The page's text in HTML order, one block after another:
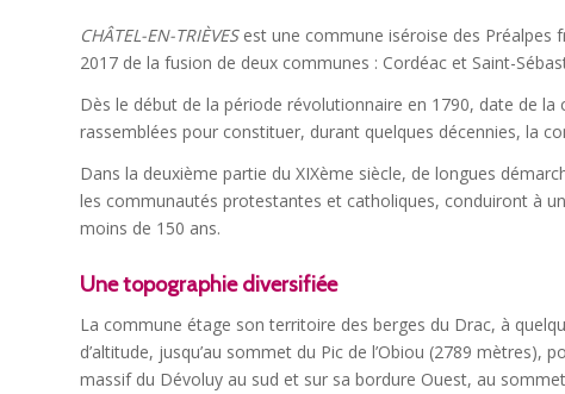
CHÂTEL-EN-TRIÈVES est une commune iséroise des Préalpes
2017 de la fusion de deux communes : Cordéac et Saint-
Dès le début de la période révolutionnaire en 1790, date de
rassemblées pour constituer, durant quelques décennies, la
Dans la deuxième partie du XIXème siècle, de longues
les communautés protestantes et catholiques, conduiront à
moins de 150 ans.
Une topographie diversifiée
La commune étage son territoire des berges du Drac, à
d’altitude, jusqu’au sommet du Pic de l’Obiou (2789 mètres),
massif du Dévoluy au sud et sur sa bordure Ouest, au